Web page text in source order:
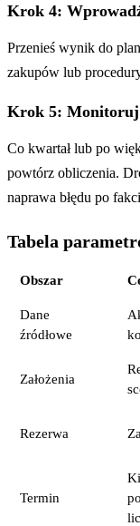
Krok 4:
Przenieś wynik do
zakupów lub
Krok 5:
Co kwartał lub po
powtórz obliczenia.
naprawa błędu po
Tabela
Obszar
Dane
źródłowe
Założenia
Rezerwa
Termin